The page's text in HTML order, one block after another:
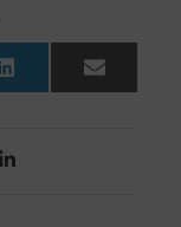
LinkedInEmail